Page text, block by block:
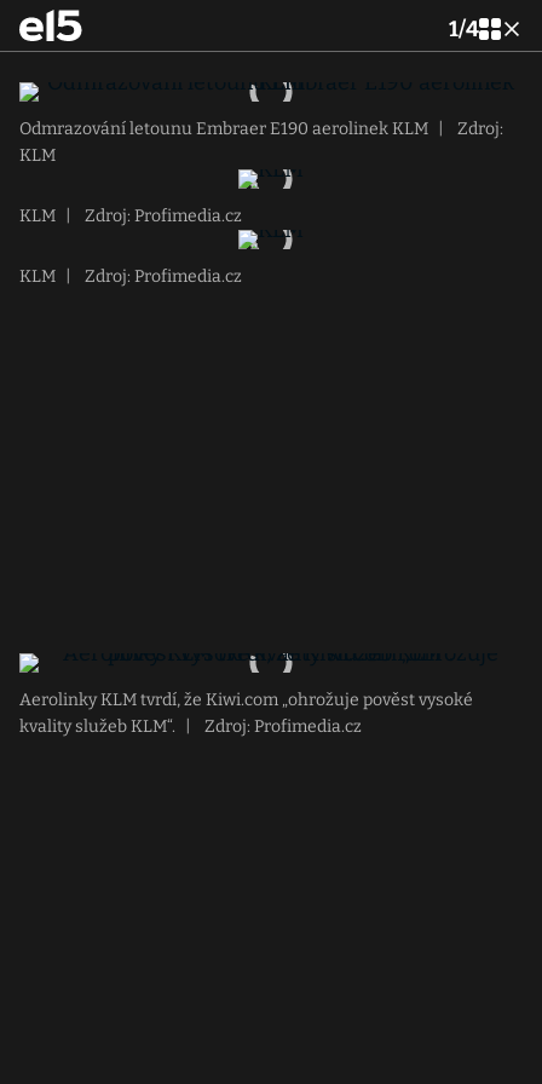
1/4
Odmrazování letounu Embraer E190 aerolinek KLM
Zdroj:
KLM
KLM Zdroj: Profimedia.cz
KLM Zdroj: Profimedia.cz
Aerolinky KLM tvrdí, že Kiwi.com „ohrožuje pověst vysoké
kvality služeb KLM“.
Zdroj: Profimedia.cz